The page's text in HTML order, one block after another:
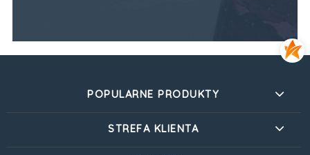
POPULARNE PRODUKTY
STREFA KLIENTA